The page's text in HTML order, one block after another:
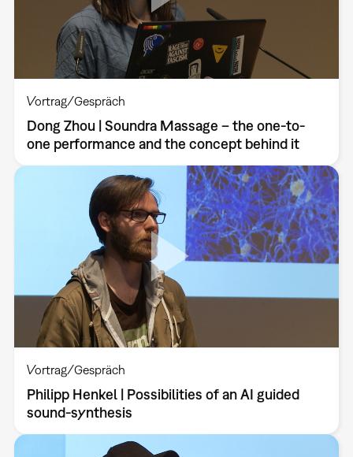
Vortrag/Gespräch
Dong Zhou | Soundra Massage – the one-to-
one performance and the concept behind it
Vortrag/Gespräch
Philipp Henkel | Possibilities of an AI guided
sound-synthesis